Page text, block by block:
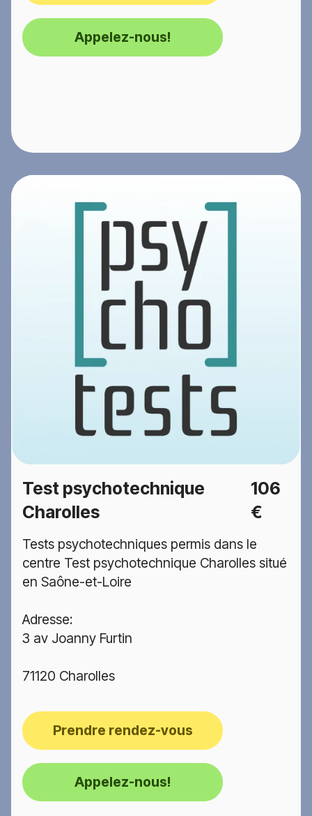
Appelez-nous!
Test psychotechnique
Charolles
106
€
Tests psychotechniques permis dans le
centre Test psychotechnique Charolles situé
en Saône-et-Loire
Adresse:
3 av Joanny Furtin
71120 Charolles
Prendre rendez-vous
Appelez-nous!